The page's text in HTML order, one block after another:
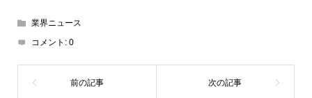
業界ニュース
コメント: 0